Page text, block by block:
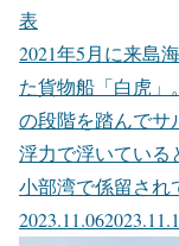
表
2021年5月に来島
た貨物船「白虎」
の段階を踏んでサ
浮力で浮いている
小部湾で係留され
2023.11.06